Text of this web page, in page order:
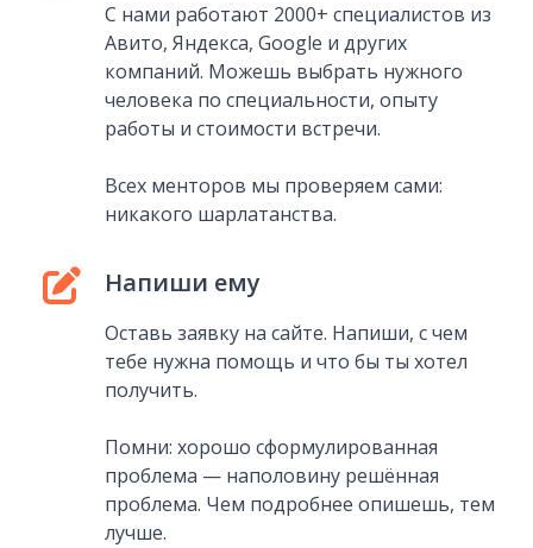
С нами работают 2000+ специалистов из
Авито, Яндекса, Google и других
компаний. Можешь выбрать нужного
человека по специальности, опыту
работы и стоимости встречи.
Всех менторов мы проверяем сами:
никакого шарлатанства.
Напиши ему
Оставь заявку на сайте. Напиши, с чем
тебе нужна помощь и что бы ты хотел
получить.
Помни: хорошо сформулированная
проблема — наполовину решённая
проблема. Чем подробнее опишешь, тем
лучше.